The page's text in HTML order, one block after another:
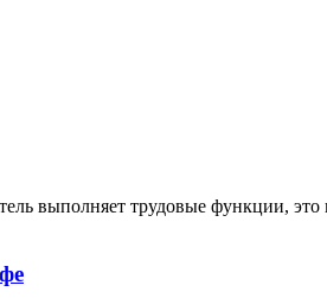
выполняет трудовые функции,